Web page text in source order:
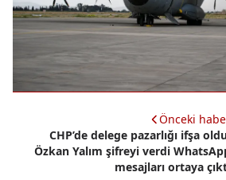
Önceki
CHP’de delege pazarlığı ifşa
Özkan Yalım şifreyi verdi
mesajları ortaya